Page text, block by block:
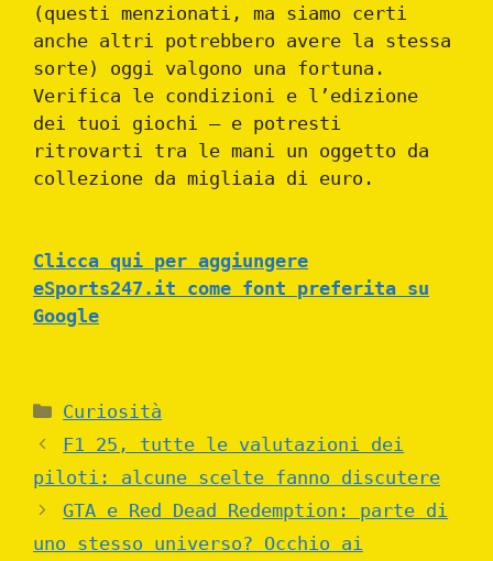
(questi menzionati, ma siamo certi
anche altri potrebbero avere la stessa
sorte) oggi valgono una fortuna.
Verifica le condizioni e l’edizione
dei tuoi giochi – e potresti
ritrovarti tra le mani un oggetto da
collezione da migliaia di euro.
Clicca qui per aggiungere
eSports247.it come font preferita su
Google
Categories
Curiosità
F1 25, tutte le valutazioni dei
piloti: alcune scelte fanno discutere
GTA e Red Dead Redemption: parte di
uno stesso universo? Occhio ai